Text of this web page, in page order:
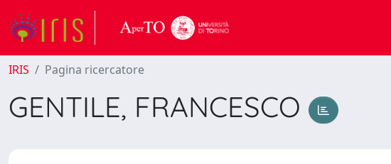
IRIS Pagina ricercatore
GENTILE, FRANCESCO